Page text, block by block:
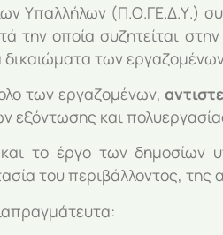
Υπαλλήλων (Π.Ο.ΓΕ.Δ.Υ.)
την οποία συζητείται
των
των εργαζομένων,
εξόντωσης και
το έργο των δημοσίων
του περιβάλλοντος, της